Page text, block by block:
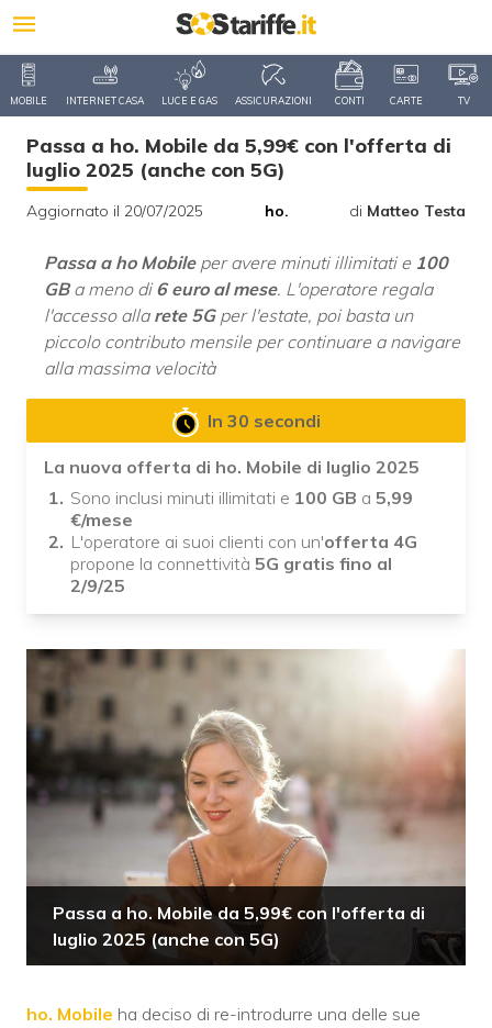
MOBILE INTERNET CASA LUCE E GAS ASSICURAZIONI CONTI CARTE TV
Passa a ho. Mobile da 5,99€ con l'offerta di
luglio 2025 (anche con 5G)
Aggiornato il 20/07/2025 ho. di Matteo Testa
Passa a ho Mobileper avere minuti illimitati e 100
GBa meno di 6 euro al mese. L'operatore regala
l'accesso alla rete 5Gper l'estate, poi basta un
piccolo contributo mensile per continuare a navigare
alla massima velocità
In 30 secondi
La nuova offerta di ho. Mobile di luglio 2025
Sono inclusi minuti illimitati e 100 GB a 5,99
€/mese
L'operatore ai suoi clienti con un'offerta 4G
propone la connettività 5G gratis fino al
2/9/25
Passa a ho. Mobile da 5,99€ con l'offerta di
luglio 2025 (anche con 5G)
ho. Mobile ha deciso di re-introdurre una delle sue